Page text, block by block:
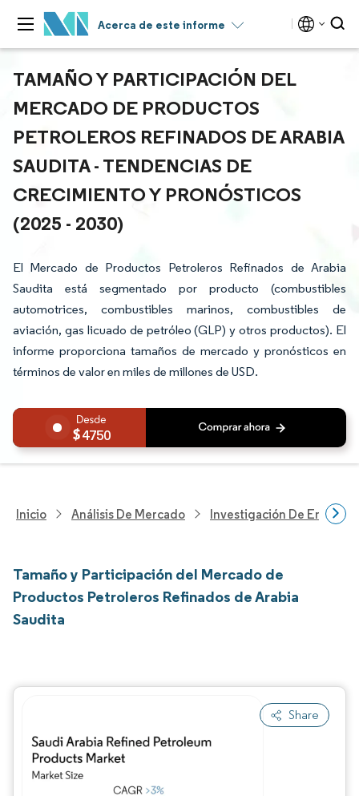
Acerca de este informe
TAMAÑO Y PARTICIPACIÓN DEL
MERCADO DE PRODUCTOS
PETROLEROS REFINADOS DE ARABIA
SAUDITA - TENDENCIAS DE
CRECIMIENTO Y PRONÓSTICOS
(2025 - 2030)
El Mercado de Productos Petroleros Refinados de Arabia
Saudita está segmentado por producto (combustibles
automotrices, combustibles marinos, combustibles de
aviación, gas licuado de petróleo (GLP) y otros productos). El
informe proporciona tamaños de mercado y pronósticos en
términos de valor en miles de millones de USD.
4750
Inicio Análisis De Mercado Investigación De Energía
Tamaño y Participación del Mercado de
Productos Petroleros Refinados de Arabia
Saudita
Share